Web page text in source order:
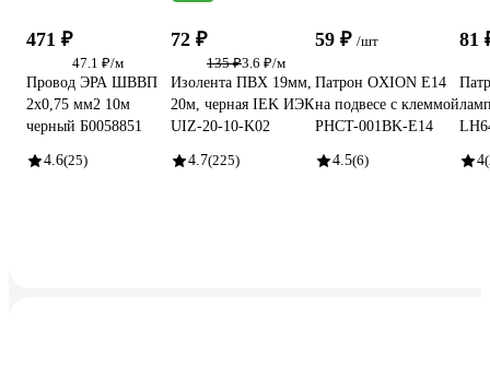
471 ₽
47.1 ₽/м
Провод ЭРА ШВВП
2x0,75 мм2 10м
черный Б0058851
4.6(25)
72 ₽
135 ₽3.6 ₽/м
Изолента ПВХ 19мм,
20м, черная IEK ИЭК
UIZ-20-10-K02
4.7(225)
59 ₽ /шт
Патрон OXION Е14
на подвесе с клеммой
PHCT-001BK-E14
4.5(6)
81
4